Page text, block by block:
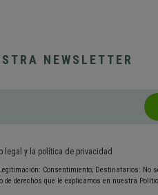
NEWSLETTER
legal y la política de privacidad
Consentimiento; Destinatarios: No
derechos que le explicamos en nuestra